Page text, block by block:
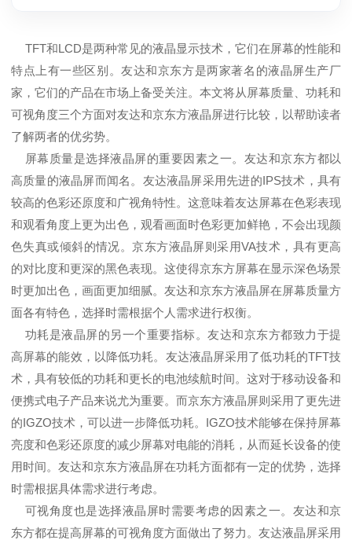
TFT和LCD是两种常见的液晶显示技术，它们在屏幕的性能和
特点上有一些区别。友达和京东方是两家著名的液晶屏生产厂
家，它们的产品在市场上备受关注。本文将从屏幕质量、功耗和
可视角度三个方面对友达和京东方液晶屏进行比较，以帮助读者
了解两者的优劣势。
屏幕质量是选择液晶屏的重要因素之一。友达和京东方都以
高质量的液晶屏而闻名。友达液晶屏采用先进的IPS技术，具有
较高的色彩还原度和广视角特性。这意味着友达屏幕在色彩表现
和观看角度上更为出色，观看画面时色彩更加鲜艳，不会出现颜
色失真或倾斜的情况。京东方液晶屏则采用VA技术，具有更高
的对比度和更深的黑色表现。这使得京东方屏幕在显示深色场景
时更加出色，画面更加细腻。友达和京东方液晶屏在屏幕质量方
面各有特色，选择时需根据个人需求进行权衡。
功耗是液晶屏的另一个重要指标。友达和京东方都致力于提
高屏幕的能效，以降低功耗。友达液晶屏采用了低功耗的TFT技
术，具有较低的功耗和更长的电池续航时间。这对于移动设备和
便携式电子产品来说尤为重要。而京东方液晶屏则采用了更先进
的IGZO技术，可以进一步降低功耗。IGZO技术能够在保持屏幕
亮度和色彩还原度的减少屏幕对电能的消耗，从而延长设备的使
用时间。友达和京东方液晶屏在功耗方面都有一定的优势，选择
时需根据具体需求进行考虑。
可视角度也是选择液晶屏时需要考虑的因素之一。友达和京
东方都在提高屏幕的可视角度方面做出了努力。友达液晶屏采用